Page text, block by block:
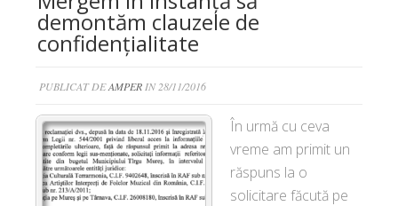
demontăm clauzele de
confidențialitate
PUBLICAT DEAMPER IN 28/11/2016
În urmă cu ceva
vreme am primit un
răspuns la o
solicitare făcută pe